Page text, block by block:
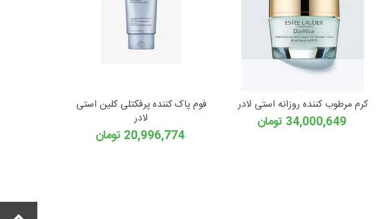
فوم پاک کننده پرفکتلی کلین استی
لادر
20,996,774 تومان
کرم مرطوب کننده روزانه استی لادر
34,000,649 تومان